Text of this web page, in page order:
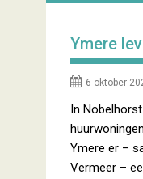
Ymere
6 oktober
In
Ymere er –
Vermeer –